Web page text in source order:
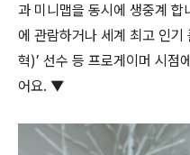
과 미니맵을 동시에 생중계 합
에 관람하거나 세계 최고 인
혁)’ 선수 등 프로게이머 시점
어요. ▼